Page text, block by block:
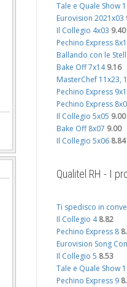
Tale e Quale Show
Eurovision 2021x03
Il Collegio 4x03 9.40
Pechino Express
Ballando con le
Bake Off 7x14 9.16
MasterChef 11x23,
Pechino Express
Pechino Express
Il Collegio 5x05 9.00
Bake Off 8x07 9.00
Il Collegio 5x06 8.84
Qualitel RH - I
Ti spedisco in
Il Collegio 4 8.82
Pechino Express 8
Eurovision Song
Il Collegio 5 8.53
Tale e Quale Show
Pechino Express 9